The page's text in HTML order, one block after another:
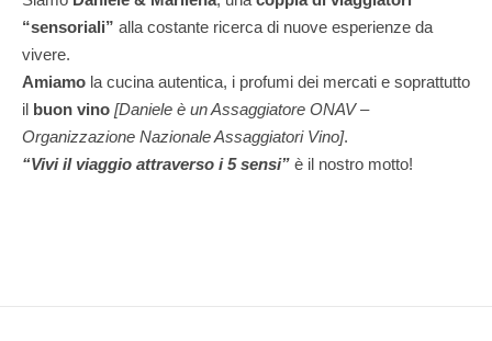
“sensoriali” alla costante ricerca di nuove esperienze da
vivere.
Amiamo la cucina autentica, i profumi dei mercati e soprattutto
il buon vino [Daniele è un Assaggiatore ONAV –
Organizzazione Nazionale Assaggiatori Vino].
“Vivi il viaggio attraverso i 5 sensi” è il nostro motto!